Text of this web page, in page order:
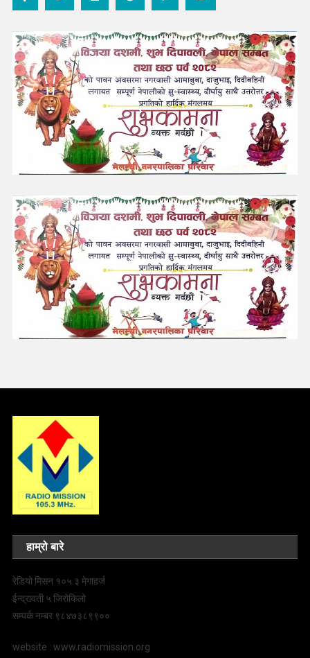
हाम्रो बारे
रेडियो मिसन १०५.३ मेगाहर्ज
ईन्द्रावती ५ जिरोकिलो
सम्पर्क नम्बर ९८४७३८९९००
website : www.radiomission.org